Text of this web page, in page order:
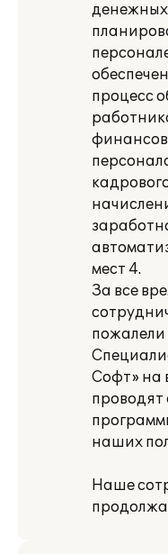
денежных
процесс
мест 4.
За все
пожалели
Софт» на
наших
Наше